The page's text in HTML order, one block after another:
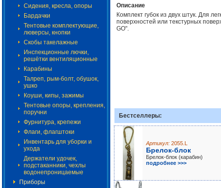
Сидения, кресла, опоры
Бардачки
Тентовые комплектующие,
люверсы, кнопки
Скобы такелажные
Инспекционные лючки,
решётки вентиляционные
Карабины
Талреп, рым-болт, обушок,
ушко
Коуши, кипы, зажимы
Тентовые опоры, крепления,
поручни
Фурнитура, крепежи
Флаги, флагштоки
Инвентарь для уборки и
ухода
Держатели удочек,
подстаканники, чехлы
водонепроницаемые
Приборы
Описание
Комплект губок из двух штук. Для
поверхностей или текстурных
GO".
Бестселлеры:
Артикул: 2055.L
Брелок-блок
Брелок-блок (карабин)
подробнее >>>